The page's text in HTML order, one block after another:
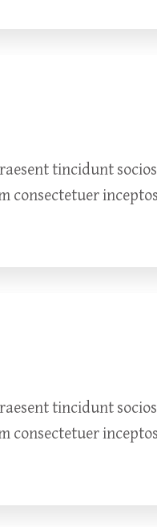
tincidunt
tincidunt